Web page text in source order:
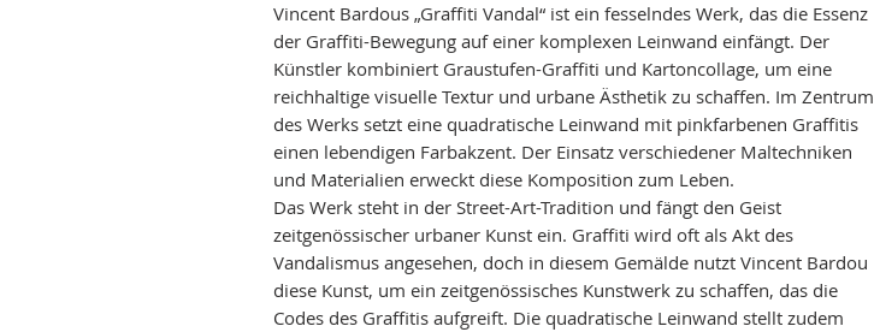
Vincent Bardous „Graffiti Vandal“ ist ein fesselndes Werk, das die Essenz
der Graffiti-Bewegung auf einer komplexen Leinwand einfängt. Der
Künstler kombiniert Graustufen-Graffiti und Kartoncollage, um eine
reichhaltige visuelle Textur und urbane Ästhetik zu schaffen. Im Zentrum
des Werks setzt eine quadratische Leinwand mit pinkfarbenen Graffitis
einen lebendigen Farbakzent. Der Einsatz verschiedener Maltechniken
und Materialien erweckt diese Komposition zum Leben.
Das Werk steht in der Street-Art-Tradition und fängt den Geist
zeitgenössischer urbaner Kunst ein. Graffiti wird oft als Akt des
Vandalismus angesehen, doch in diesem Gemälde nutzt Vincent Bardou
diese Kunst, um ein zeitgenössisches Kunstwerk zu schaffen, das die
Codes des Graffitis aufgreift. Die quadratische Leinwand stellt zudem